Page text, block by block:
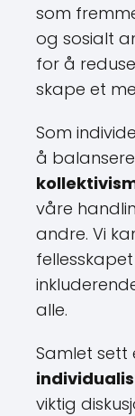
som
og sosialt
for å
skape et
Som
å balansere
våre
andre. Vi
alle.
Samlet
viktig